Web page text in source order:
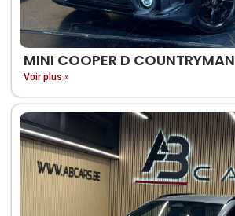
MINI COOPER D COUNTRYMAN
Voir plus »